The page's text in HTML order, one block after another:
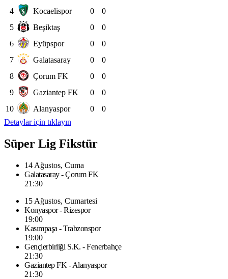
4
Kocaelispor 0
0
5
Beşiktaş 0
0
6
Eyüpspor 0
0
7
Galatasaray 0
0
8
Çorum FK 0
0
9
Gaziantep FK 0
0
10
Alanyaspor 0
0
Detaylar için tıklayın
Süper Lig Fikstür
14 Ağustos, Cuma
Galatasaray - Çorum FK
21:30
15 Ağustos, Cumartesi
Konyaspor - Rizespor
19:00
Kasımpaşa - Trabzonspor
19:00
Gençlerbirliği S.K. - Fenerbahçe
21:30
Gaziantep FK - Alanyaspor
21:30